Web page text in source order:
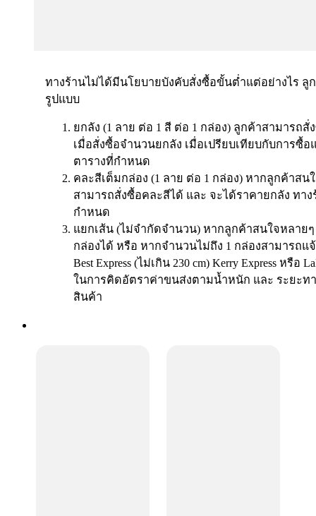
ทางร้านไม่ได้มีนโยบายบังคับสั่งซื้อขั้นต่ำแต่อย่างไร ลู
รูปแบบ
ยกลัง (1 ลาย ต่อ 1 สี ต่อ 1 กล่อง) ลูกค้าสามารถ
เมื่อสั่งซื้อจำนวนยกลัง เมื่อเปรียบเทียบกับการซื้
ตารางที่กำหนด
คละสีเต็มกล่อง (1 ลาย ต่อ 1 กล่อง) หากลูกค้าส
สามารถสั่งซื้อคละสีได้ และ จะได้ราคายกลัง ทา
กำหนด
แยกเส้น (ไม่จำกัดจำนวน) หากลูกค้าสนใจหลาย
กล่องได้ หรือ หากจำนวนไม่ถึง 1 กล่องสามารถแ
Best Express (ไม่เกิน 230 cm) Kerry Express หรื
ในการคิดอัตราค่าขนส่งตามน้ำหนัก และ ระยะท
สินค้า